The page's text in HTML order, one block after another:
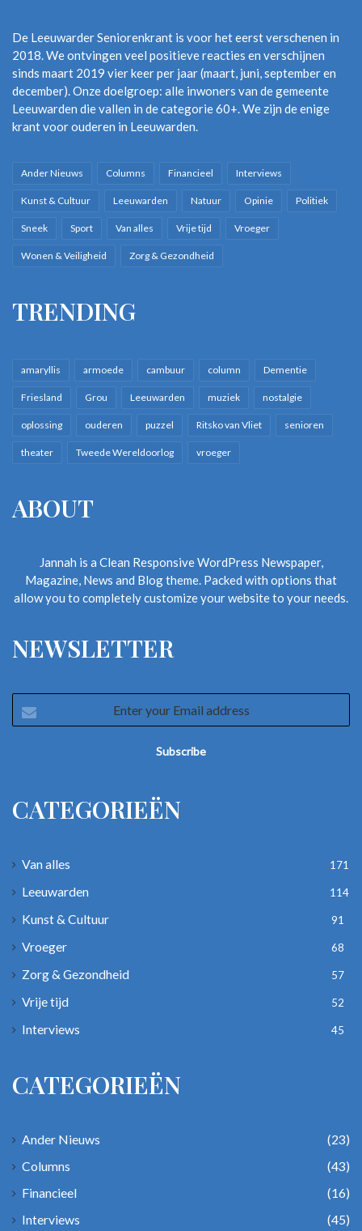
De Leeuwarder Seniorenkrant is voor het eerst verschenen in
2018. We ontvingen veel positieve reacties en verschijnen
sinds maart 2019 vier keer per jaar (maart, juni, september en
december). Onze doelgroep: alle inwoners van de gemeente
Leeuwarden die vallen in de categorie 60+. We zijn de enige
krant voor ouderen in Leeuwarden.
Ander Nieuws Columns Financieel Interviews
Kunst & Cultuur Leeuwarden Natuur Opinie Politiek
Sneek Sport Van alles Vrije tijd Vroeger
Wonen & Veiligheid Zorg & Gezondheid
TRENDING
amaryllis armoede cambuur column Dementie
Friesland Grou Leeuwarden muziek nostalgie
oplossing ouderen puzzel Ritsko van Vliet senioren
theater Tweede Wereldoorlog vroeger
ABOUT
Jannah is a Clean Responsive WordPress Newspaper,
Magazine, News and Blog theme. Packed with options that
allow you to completely customize your website to your needs.
NEWSLETTER
your
CATEGORIEËN
Van alles 171
Leeuwarden 114
Kunst & Cultuur 91
Vroeger 68
Zorg & Gezondheid 57
Vrije tijd 52
Interviews 45
CATEGORIEËN
Ander Nieuws
(23)
Columns
(43)
Financieel
(16)
Interviews
(45)